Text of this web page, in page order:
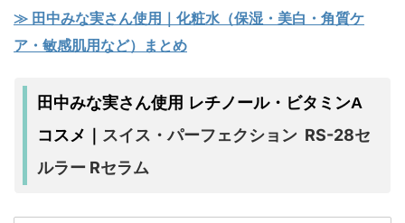
≫ 田中みな実さん使用｜化粧水（保湿・美白・角質ケ
ア・敏感肌用など）まとめ
田中みな実さん使用 レチノール・ビタミンA
コスメ｜ スイス・パーフェクション RS-28セ
ルラー Rセラム